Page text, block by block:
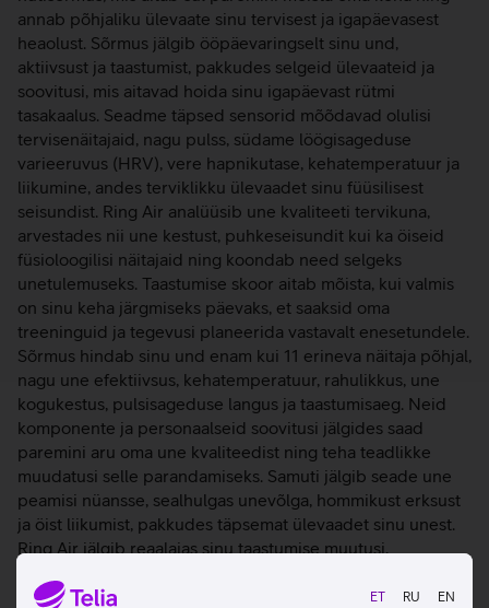
ET RU EN
annab põhjaliku ülevaate sinu tervisest ja igapäevasest
heaolust. Sõrmus jälgib ööpäevaringselt sinu und,
aktiivsust ja taastumist, pakkudes selgeid ülevaateid ja
soovitusi, mis aitavad hoida sinu igapäevast rütmi
tasakaalus. Seadme täpsed sensorid mõõdavad olulisi
tervisenäitajaid, nagu pulss, südame löögisageduse
varieeruvus (HRV), vere hapnikutase, kehatemperatuur ja
liikumine, andes terviklikku ülevaadet sinu füüsilisest
seisundist. Ring Air analüüsib une kvaliteeti tervikuna,
arvestades nii une kestust, puhkeseisundit kui ka öiseid
füsioloogilisi näitajaid ning koondab need selgeks
unetulemuseks. Taastumise skoor aitab mõista, kui valmis
on sinu keha järgmiseks päevaks, et saaksid oma
treeninguid ja tegevusi planeerida vastavalt enesetundele.
Sõrmus hindab sinu und enam kui 11 erineva näitaja põhjal,
nagu une efektiivsus, kehatemperatuur, rahulikkus, une
kogukestus, pulsisageduse langus ja taastumisaeg. Neid
komponente ja personaalseid soovitusi jälgides saad
paremini aru oma une kvaliteedist ning teha teadlikke
muudatusi selle parandamiseks. Samuti jälgib seade une
peamisi nüansse, sealhulgas unevõlga, hommikust erksust
ja öist liikumist, pakkudes täpsemat ülevaadet sinu unest.
Ring Air jälgib reaalajas sinu taastumise muutusi,
puhkepulss (RHR), südame löögisageduse varieeruvus